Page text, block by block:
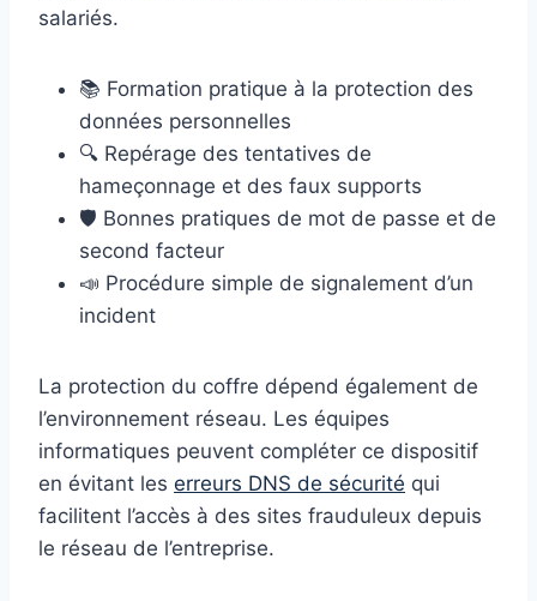
salariés.
📚 Formation pratique à la protection des
données personnelles
🔍 Repérage des tentatives de
hameçonnage et des faux supports
🛡️ Bonnes pratiques de mot de passe et de
second facteur
📣 Procédure simple de signalement d’un
incident
La protection du coffre dépend également de
l’environnement réseau. Les équipes
informatiques peuvent compléter ce dispositif
en évitant les erreurs DNS de sécurité qui
facilitent l’accès à des sites frauduleux depuis
le réseau de l’entreprise.